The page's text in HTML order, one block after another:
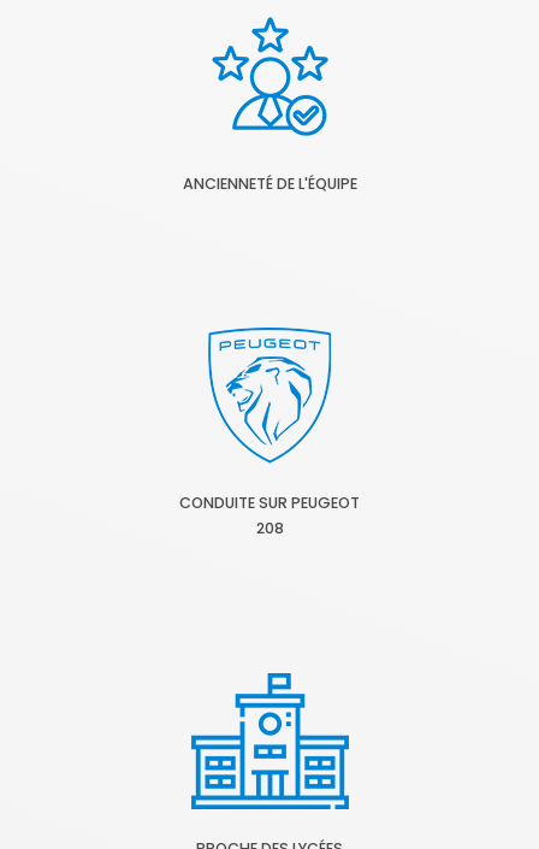
ANCIENNETÉ DE L'ÉQUIPE
CONDUITE SUR PEUGEOT
208